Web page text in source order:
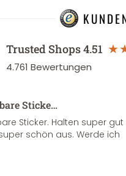
Trusted Shops4.51
4.761 Bewertungen
Sticke…
Sticker. Halten super gut
schön aus. Werde ich